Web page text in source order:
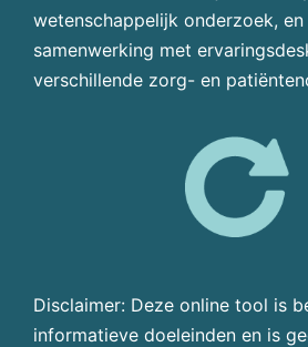
wetenschappelijk onderzoek, en
samenwerking met
verschillende zorg- en
Disclaimer: Deze online tool is
informatieve doeleinden en is